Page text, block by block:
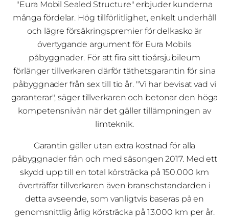
"Eura Mobil Sealed Structure" erbjuder kunderna
många fördelar. Hög tillförlitlighet, enkelt underhåll
och lägre försäkringspremier för delkasko är
övertygande argument för Eura Mobils
påbyggnader. För att fira sitt tioårsjubileum
förlänger tillverkaren därför täthetsgarantin för sina
påbyggnader från sex till tio år. "Vi har bevisat vad vi
garanterar", säger tillverkaren och betonar den höga
kompetensnivån när det gäller tillämpningen av
limteknik.
Garantin gäller utan extra kostnad för alla
påbyggnader från och med säsongen 2017. Med ett
skydd upp till en total körsträcka på 150.000 km
överträffar tillverkaren även branschstandarden i
detta avseende, som vanligtvis baseras på en
genomsnittlig årlig körsträcka på 13.000 km per år.